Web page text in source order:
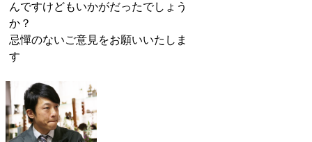
んですけどもいかがだったでしょう
か？
忌憚のないご意見をお願いいたしま
す